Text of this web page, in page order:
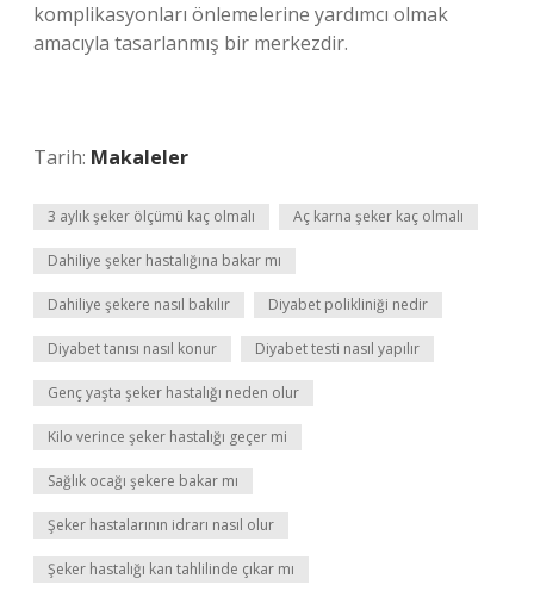
komplikasyonları önlemelerine yardımcı olmak
amacıyla tasarlanmış bir merkezdir.
Tarih: Makaleler
3 aylık şeker ölçümü kaç olmalı Aç karna şeker kaç olmalı
Dahiliye şeker hastalığına bakar mı
Dahiliye şekere nasıl bakılır Diyabet polikliniği nedir
Diyabet tanısı nasıl konur Diyabet testi nasıl yapılır
Genç yaşta şeker hastalığı neden olur
Kilo verince şeker hastalığı geçer mi
Sağlık ocağı şekere bakar mı
Şeker hastalarının idrarı nasıl olur
Şeker hastalığı kan tahlilinde çıkar mı